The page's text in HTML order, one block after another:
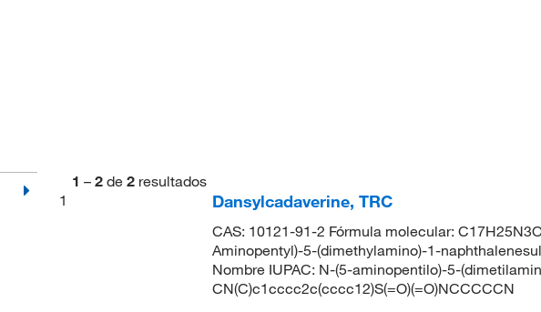
1 – 2 de 2 resultados
1
Dansylcadaverine, TRC
CAS: 10121-91-2 Fórmula molecular:
Aminopentyl)-5-(dimethylamino)-1-
Nombre IUPAC: N-(5-aminopentilo)-5-
CN(C)c1cccc2c(cccc12)S(=O)(=O)NCCCCCN